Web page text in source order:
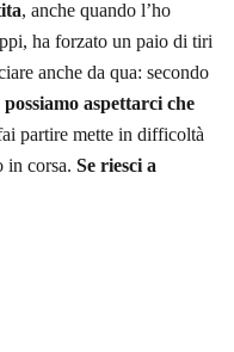
, anche quando l’ho
ha forzato un paio di tiri
anche da qua: secondo
aspettarci che
partire mette in difficoltà
in corsa. Se riesci a